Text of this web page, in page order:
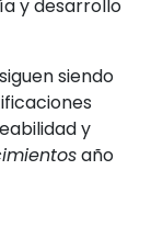
y desarrollo
siendo
y
año